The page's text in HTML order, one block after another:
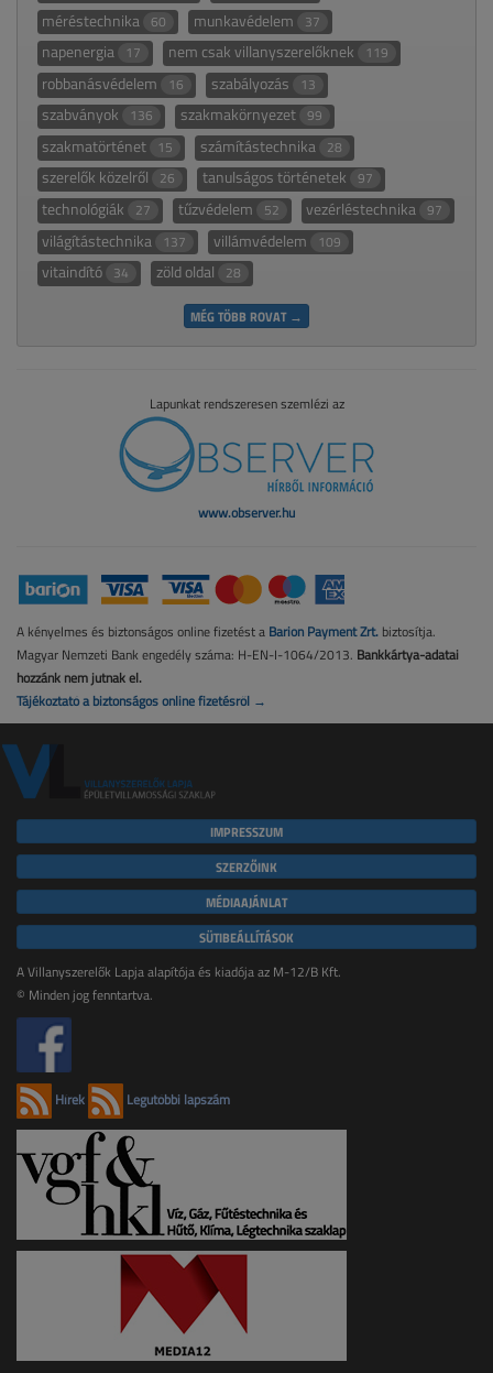
méréstechnika 60 munkavédelem 37
napenergia 17 nem csak villanyszerelőknek 119
robbanásvédelem 16 szabályozás 13
szabványok 136 szakmakörnyezet 99
szakmatörténet 15 számítástechnika 28
szerelők közelről 26 tanulságos történetek 97
technológiák 27 tűzvédelem 52 vezérléstechnika 97
világítástechnika 137 villámvédelem 109
vitaindító 34 zöld oldal 28
MÉG TÖBB ROVAT →
Lapunkat rendszeresen szemlézi az
www.observer.hu
A kényelmes és biztonságos online fizetést a Barion Payment Zrt. biztosítja.
Magyar Nemzeti Bank engedély száma: H-EN-I-1064/2013. Bankkártya-adatai
hozzánk nem jutnak el.
Tájékoztató a biztonságos online fizetésről →
IMPRESSZUM
SZERZŐINK
MÉDIAAJÁNLAT
SÜTIBEÁLLÍTÁSOK
A Villanyszerelők Lapja alapítója és kiadója az M-12/B Kft.
© Minden jog fenntartva.
Hírek Legutóbbi lapszám